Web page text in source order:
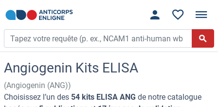
Angiogenin Kits ELISA
(Angiogenin (ANG))
Choisissez l’un des 54 kits ELISA ANG de notre catalogue